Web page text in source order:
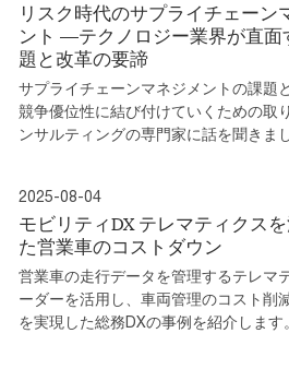
リスク時代のサプライチェーン
ント ―テクノロジー業界が直面
題と改革の要諦
サプライチェーンマネジメントの課題
競争優位性に結び付けていくための取
ンサルティングの専門家に話を聞きまし
2025-08-04
モビリティDX テレマティクス
た営業車のコストダウン
営業車の走行データを管理するテレマ
ーダーを活用し、車両管理のコスト削
を実現した総務DXの事例を紹介します。